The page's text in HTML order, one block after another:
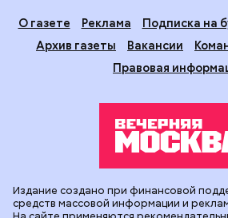
О газете Реклама
Подписка на
Архив газеты
Вакансии
Правовая
Издание создано при финансовой
средств массовой информации и